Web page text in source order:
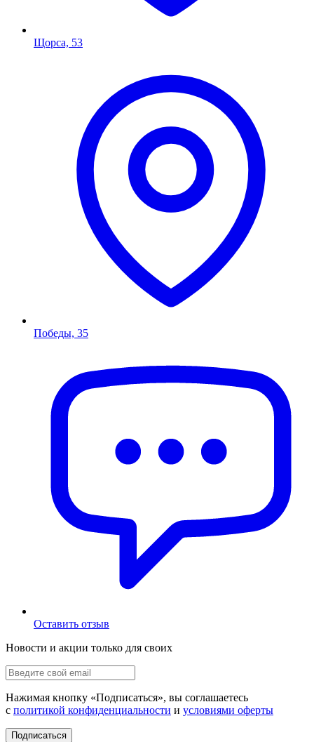
Щорса, 53
Победы, 35
Оставить отзыв
Новости и акции только для своих
Нажимая кнопку «Подписаться», вы соглашаетесь
с политикой конфиденциальности и условиями оферты
Подписаться